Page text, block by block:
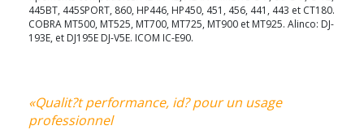
445BT, 445SPORT, 860, HP446, HP450, 451, 456, 441, 443 et CT180.
COBRA MT500, MT525, MT700, MT725, MT900 et MT925. Alinco: DJ-
193E, et DJ195E DJ-V5E. ICOM IC-E90.
«Qualit?t performance, id? pour un usage
professionnel